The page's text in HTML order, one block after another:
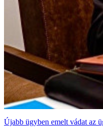
Újabb ügyben emelt vádat az